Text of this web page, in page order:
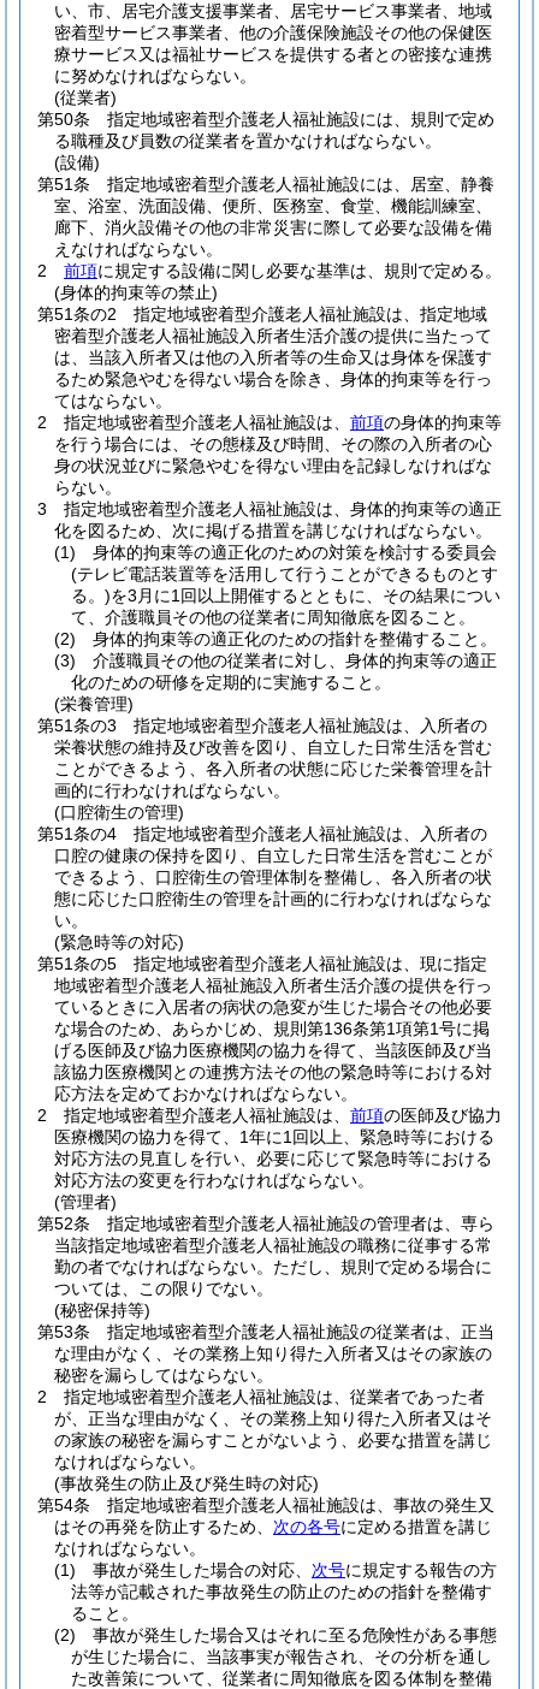
い、市、居宅介護支援事業者、居宅サービス事業者、地域
密着型サービス事業者、他の介護保険施設その他の保健医
療サービス又は福祉サービスを提供する者との密接な連携
に努めなければならない。
(従業者)
第50条
指定地域密着型介護老人福祉施設には、規則で定め
る職種及び員数の従業者を置かなければならない。
(設備)
第51条
指定地域密着型介護老人福祉施設には、居室、静養
室、浴室、洗面設備、便所、医務室、食堂、機能訓練室、
廊下、消火設備その他の非常災害に際して必要な設備を備
えなければならない。
2
前項に規定する設備に関し必要な基準は、規則で定める。
(身体的拘束等の禁止)
第51条の2
指定地域密着型介護老人福祉施設は、指定地域
密着型介護老人福祉施設入所者生活介護の提供に当たって
は、当該入所者又は他の入所者等の生命又は身体を保護す
るため緊急やむを得ない場合を除き、身体的拘束等を行っ
てはならない。
2
指定地域密着型介護老人福祉施設は、 前項の身体的拘束等
を行う場合には、その態様及び時間、その際の入所者の心
身の状況並びに緊急やむを得ない理由を記録しなければな
らない。
3
指定地域密着型介護老人福祉施設は、身体的拘束等の適正
化を図るため、次に掲げる措置を講じなければならない。
(1)
身体的拘束等の適正化のための対策を検討する委員会
(テレビ電話装置等を活用して行うことができるものとす
る。)を3月に1回以上開催するとともに、その結果につい
て、介護職員その他の従業者に周知徹底を図ること。
(2)
身体的拘束等の適正化のための指針を整備すること。
(3)
介護職員その他の従業者に対し、身体的拘束等の適正
化のための研修を定期的に実施すること。
(栄養管理)
第51条の3
指定地域密着型介護老人福祉施設は、入所者の
栄養状態の維持及び改善を図り、自立した日常生活を営む
ことができるよう、各入所者の状態に応じた栄養管理を計
画的に行わなければならない。
(口腔衛生の管理)
第51条の4
指定地域密着型介護老人福祉施設は、入所者の
口腔の健康の保持を図り、自立した日常生活を営むことが
できるよう、口腔衛生の管理体制を整備し、各入所者の状
態に応じた口腔衛生の管理を計画的に行わなければならな
い。
(緊急時等の対応)
第51条の5
指定地域密着型介護老人福祉施設は、現に指定
地域密着型介護老人福祉施設入所者生活介護の提供を行っ
ているときに入居者の病状の急変が生じた場合その他必要
な場合のため、あらかじめ、規則第136条第1項第1号に掲
げる医師及び協力医療機関の協力を得て、当該医師及び当
該協力医療機関との連携方法その他の緊急時等における対
応方法を定めておかなければならない。
2
指定地域密着型介護老人福祉施設は、 前項の医師及び協力
医療機関の協力を得て、1年に1回以上、緊急時等における
対応方法の見直しを行い、必要に応じて緊急時等における
対応方法の変更を行わなければならない。
(管理者)
第52条
指定地域密着型介護老人福祉施設の管理者は、専ら
当該指定地域密着型介護老人福祉施設の職務に従事する常
勤の者でなければならない。 ただし、規則で定める場合に
ついては、この限りでない。
(秘密保持等)
第53条
指定地域密着型介護老人福祉施設の従業者は、正当
な理由がなく、その業務上知り得た入所者又はその家族の
秘密を漏らしてはならない。
2
指定地域密着型介護老人福祉施設は、従業者であった者
が、正当な理由がなく、その業務上知り得た入所者又はそ
の家族の秘密を漏らすことがないよう、必要な措置を講じ
なければならない。
(事故発生の防止及び発生時の対応)
第54条
指定地域密着型介護老人福祉施設は、事故の発生又
はその再発を防止するため、 次の各号に定める措置を講じ
なければならない。
(1)
事故が発生した場合の対応、 次号に規定する報告の方
法等が記載された事故発生の防止のための指針を整備す
ること。
(2)
事故が発生した場合又はそれに至る危険性がある事態
が生じた場合に、当該事実が報告され、その分析を通し
た改善策について、従業者に周知徹底を図る体制を整備